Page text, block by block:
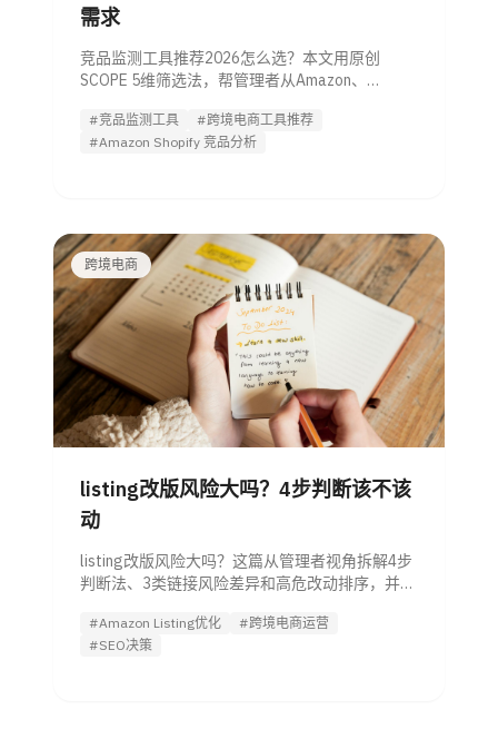
需求
竞品监测工具推荐2026怎么选？本文用原创
SCOPE 5维筛选法，帮管理者从Amazon、
掉伪需求，直接进入试用决策。
#竞品监测工具
#跨境电商工具推荐
#Amazon Shopify 竞品分析
跨境电商
listing改版风险大吗？4步判断该不该
动
listing改版风险大吗？这篇从管理者视角拆解4步
判断法、3类链接风险差异和高危改动排序，并附
该改、先改什么。
#Amazon Listing优化
#跨境电商运营
#SEO决策